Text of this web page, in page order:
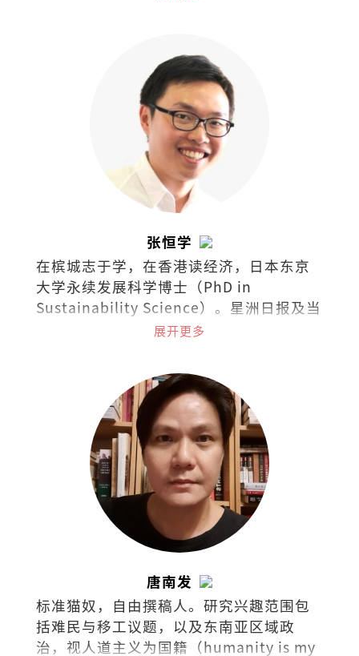
张恒学
在槟城志于学，在香港读经济，日本东京
大学永续发展科学博士（PhD in
Sustainability Science）。星洲日报及当
今大马《学说经济》专栏作者、《毅论环
展开更多
唐南发
标准猫奴，自由撰稿人。研究兴趣范围包
括难民与移工议题，以及东南亚区域政
治，视人道主义为国籍（humanity is my